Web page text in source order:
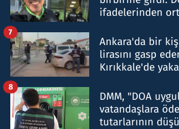
ifadelerinden
Ankara'da bir
lirasını gasp
Kırıkkale'de
7
DMM, "DOA
vatandaşlara
tutarlarının
8